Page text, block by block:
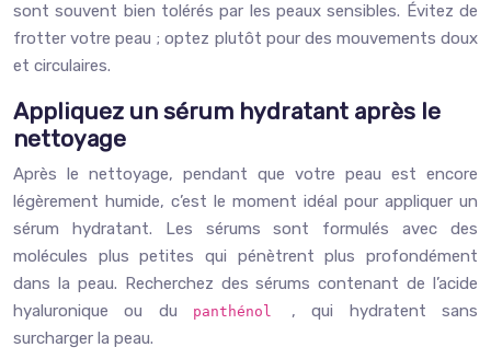
sont souvent bien tolérés par les peaux sensibles. Évitez de
frotter votre peau ; optez plutôt pour des mouvements doux
et circulaires.
Appliquez un sérum hydratant après le
nettoyage
Après le nettoyage, pendant que votre peau est encore
légèrement humide, c’est le moment idéal pour appliquer un
sérum hydratant. Les sérums sont formulés avec des
molécules plus petites qui pénètrent plus profondément
dans la peau. Recherchez des sérums contenant de l’acide
hyaluronique ou du
panthénol , qui hydratent sans
surcharger la peau.